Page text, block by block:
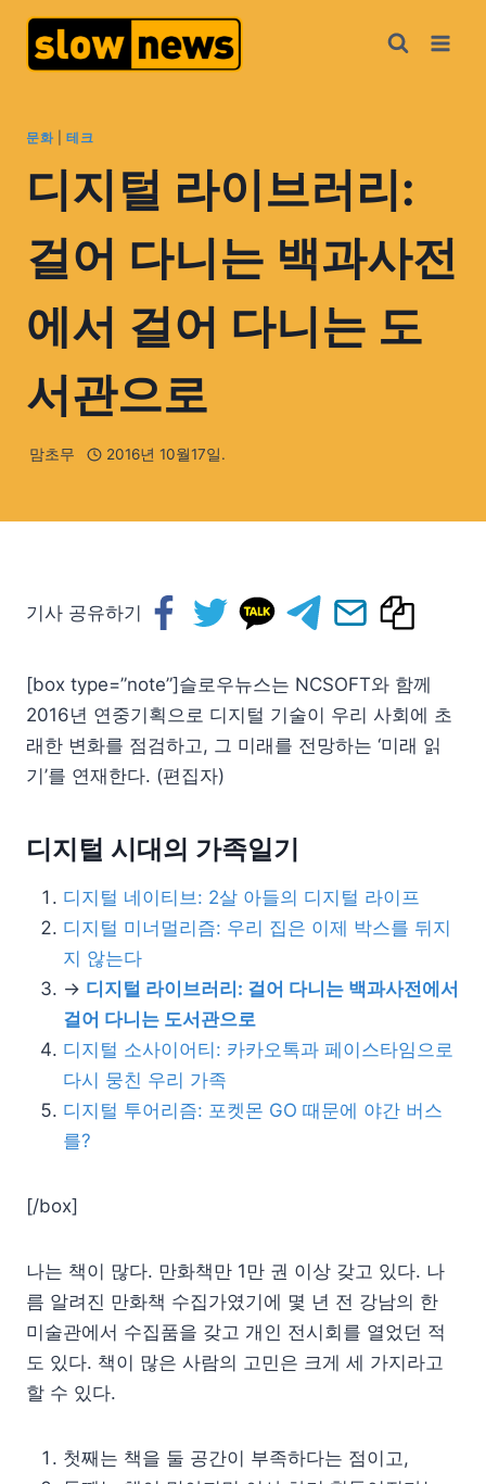
문화| 테크
디지털 라이브러리:
걸어 다니는 백과사전
에서 걸어 다니는 도
서관으로
맘초무 2016년 10월17일.
기사 공유하기
[box type=”note”]슬로우뉴스는 NCSOFT와 함께
2016년 연중기획으로 디지털 기술이 우리 사회에 초
래한 변화를 점검하고, 그 미래를 전망하는 ‘미래 읽
기’를 연재한다. (편집자)
디지털 시대의 가족일기
디지털 네이티브: 2살 아들의 디지털 라이프
디지털 미너멀리즘: 우리 집은 이제 박스를 뒤지
지 않는다
→ 디지털 라이브러리: 걸어 다니는 백과사전에서
걸어 다니는 도서관으로
디지털 소사이어티: 카카오톡과 페이스타임으로
다시 뭉친 우리 가족
디지털 투어리즘: 포켓몬 GO 때문에 야간 버스
를?
[/box]
나는 책이 많다. 만화책만 1만 권 이상 갖고 있다. 나
름 알려진 만화책 수집가였기에 몇 년 전 강남의 한
미술관에서 수집품을 갖고 개인 전시회를 열었던 적
도 있다. 책이 많은 사람의 고민은 크게 세 가지라고
할 수 있다.
첫째는 책을 둘 공간이 부족하다는 점이고,